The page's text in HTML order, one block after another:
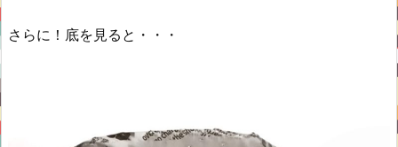
さらに！底を見ると・・・